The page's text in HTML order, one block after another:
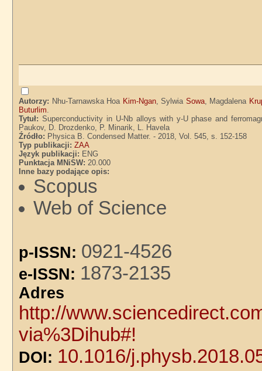
Autorzy: Nhu-Tarnawska Hoa Kim-Ngan, Sylwia Sowa, Magdalena
Buturlim.
Tytuł:Superconductivity in U-Nb alloys with y-U phase and
Paukov, D. Drozdenko, P. Minarik, L. Havela
Źródło: Physica B. Condensed Matter. - 2018, Vol. 545, s. 152-158
Typ publikacji:ZAA
Język publikacji: ENG
Punktacja MNiSW:20.000
Inne bazy podające opis:
Scopus
Web of Science
p-ISSN: 0921-4526
e-ISSN: 1873-2135
http://
via%3Dihub#!
DOI: 10.1016/